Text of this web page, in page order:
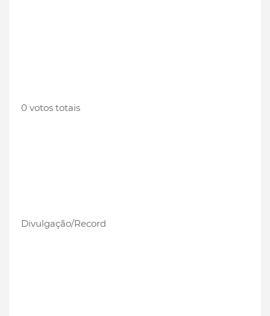
0 votos totais
Divulgação/Record